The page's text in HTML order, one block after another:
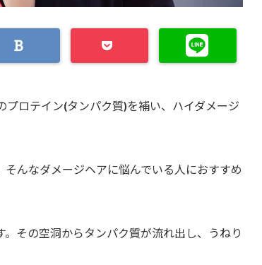
プロテイン(タンパク質)を補い、ハイダメージ
んなダメージヘアに悩んでいる人におすすめ
その空洞からタンパク質が流れ出し、うねり